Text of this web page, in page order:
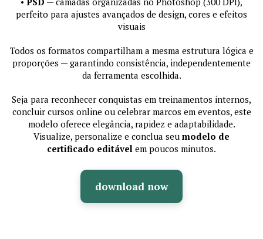
perfeito para ajustes avançados de design, cores e efeitos
visuais
Todos os formatos compartilham a mesma estrutura lógica e
proporções — garantindo consistência, independentemente
da ferramenta escolhida.
Seja para reconhecer conquistas em treinamentos internos,
concluir cursos online ou celebrar marcos em eventos, este
modelo oferece elegância, rapidez e adaptabilidade.
Visualize, personalize e conclua seu modelo de
certificado editável em poucos minutos.
download now